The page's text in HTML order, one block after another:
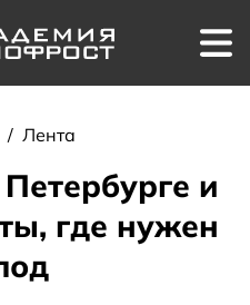
/ Лента
и
где нужен